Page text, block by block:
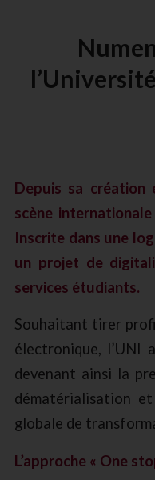
Depuis sa création
scène
Inscrite dans une
un projet de
services étudiants.
Souhaitant tirer
électronique, l’UNI
devenant ainsi la
dématérialisation
globale de
L’approche « One